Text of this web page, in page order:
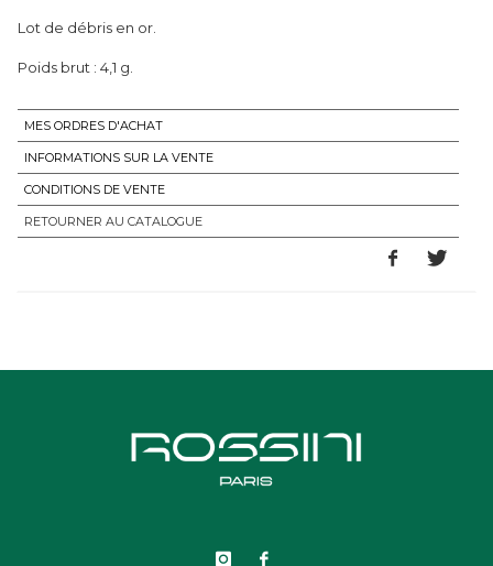
Lot de débris en or.
Poids brut : 4,1 g.
MES ORDRES D'ACHAT
INFORMATIONS SUR LA VENTE
CONDITIONS DE VENTE
RETOURNER AU CATALOGUE